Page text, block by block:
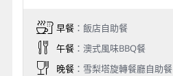
早餐：飯店自助餐
午餐：澳式風味BBQ餐
晚餐：雪梨塔旋轉餐廳自助餐